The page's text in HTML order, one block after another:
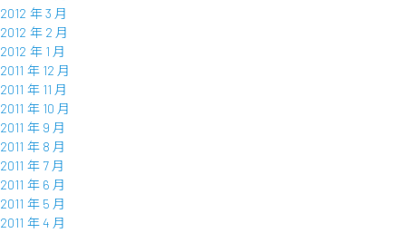
2012 年 3 月
2012 年 2 月
2012 年 1 月
2011 年 12 月
2011 年 11 月
2011 年 10 月
2011 年 9 月
2011 年 8 月
2011 年 7 月
2011 年 6 月
2011 年 5 月
2011 年 4 月